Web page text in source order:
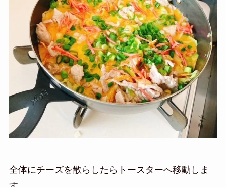
全体にチーズを散らしたらトースターへ移動しま